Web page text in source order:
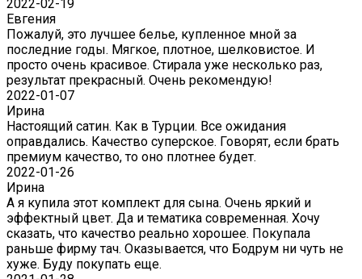
2022-02-19
Евгения
Пожалуй, это лучшее белье, купленное мной за
последние годы. Мягкое, плотное, шелковистое. И
просто очень красивое. Стирала уже несколько раз,
результат прекрасный. Очень рекомендую!
2022-01-07
Ирина
Настоящий сатин. Как в Турции. Все ожидания
оправдались. Качество суперское. Говорят, если брать
премиум качество, то оно плотнее будет.
2022-01-26
Ирина
А я купила этот комплект для сына. Очень яркий и
эффектный цвет. Да и тематика современная. Хочу
сказать, что качество реально хорошее. Покупала
раньше фирму тач. Оказывается, что Бодрум ни чуть не
хуже. Буду покупать еще.